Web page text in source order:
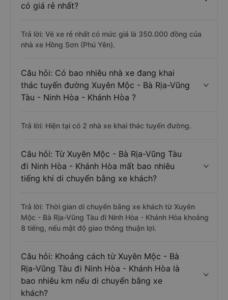
có giá rẻ nhất?
Trả lời: Vé xe rẻ nhất có mức giá là 350.000 đồng của
nhà xe Hồng Sơn (Phú Yên).
Câu hỏi: Có bao nhiêu nhà xe đang khai
thác tuyến đường Xuyên Mộc - Bà Rịa-Vũng
Tàu - Ninh Hòa - Khánh Hòa ?
Trả lời: Hiện tại có 2 nhà xe khai thác tuyến đường.
Câu hỏi: Từ Xuyên Mộc - Bà Rịa-Vũng Tàu
đi Ninh Hòa - Khánh Hòa mất bao nhiêu
tiếng khi di chuyển bằng xe khách?
Trả lời: Thời gian di chuyển bằng xe khách từ Xuyên
Mộc - Bà Rịa-Vũng Tàu đi Ninh Hòa - Khánh Hòa khoảng
8 tiếng, nếu mật độ giao thông thuận lợi.
Câu hỏi: Khoảng cách từ Xuyên Mộc - Bà
Rịa-Vũng Tàu đi Ninh Hòa - Khánh Hòa là
bao nhiêu km nếu di chuyển bằng xe
khách?